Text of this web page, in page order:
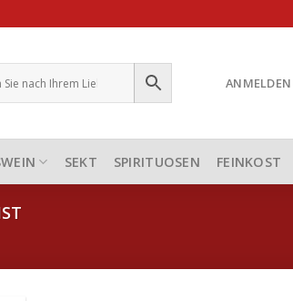
SEKT SPIRITUOSEN FEINKOST